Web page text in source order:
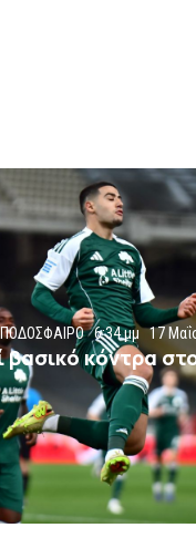
ΠΟΔΟΣΦΑΙΡΟ 6:34 μμ 17
βασικό κόντρα